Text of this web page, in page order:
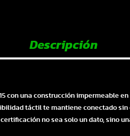
Descripción
con una construcción impermeable
táctil te mantiene conectado
no sea solo un dato, sino